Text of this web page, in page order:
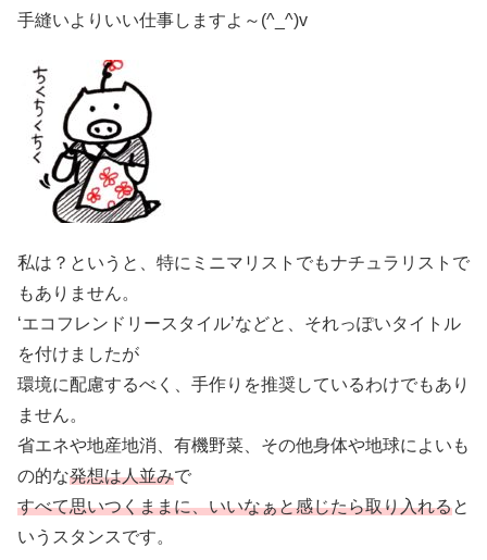
手縫いよりいい仕事しますよ～(^_^)v
私は？というと、特にミニマリストでもナチュラリストで
もありません。
‘エコフレンドリースタイル’などと、それっぽいタイトル
を付けましたが
環境に配慮するべく、手作りを推奨しているわけでもあり
ません。
省エネや地産地消、有機野菜、その他身体や地球によいも
の的な発想は人並みで
すべて思いつくままに、いいなぁと感じたら取り入れると
いうスタンスです。